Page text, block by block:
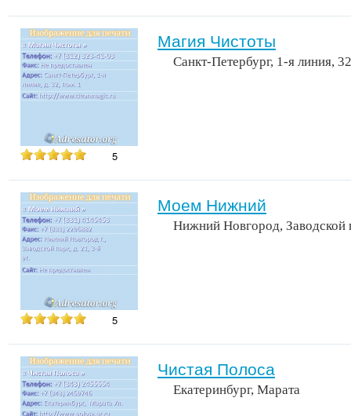
5
Магия Чистоты
Санкт-Петербург, 1-я линия, 32
5
Моем Нижний
Нижний Новгород, Заводской
Чистая Полоса
Екатеринбург, Марата